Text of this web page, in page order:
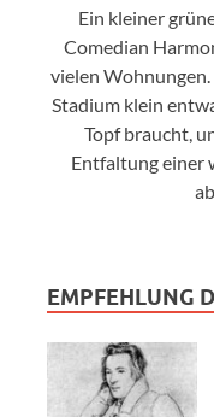
Ein kleiner
Comedian
vielen Wohnungen.
Stadium klein
Topf braucht,
Entfaltung einer
EMPFEHLUNG